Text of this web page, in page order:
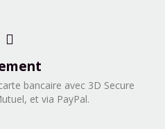
bancaire avec 3D Secure
et via PayPal.​